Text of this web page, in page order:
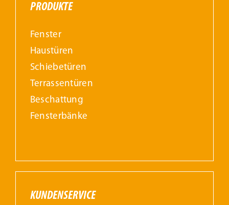
PRODUKTE
Fenster
Haustüren
Schiebetüren
Terrassentüren
Beschattung
Fensterbänke
KUNDENSERVICE